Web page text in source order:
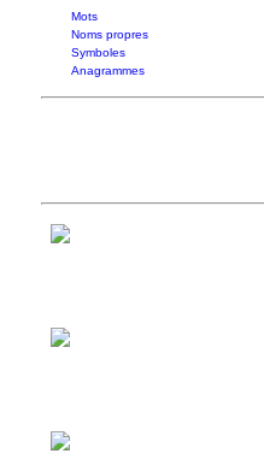
Mots
Noms propres
Symboles
Anagrammes